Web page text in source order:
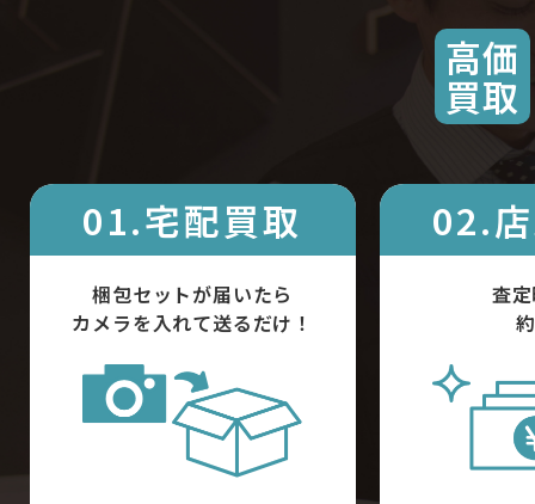
高価
買取
01.宅配買取
梱包セットが届いたら
カメラを入れて送るだけ！
02.
査